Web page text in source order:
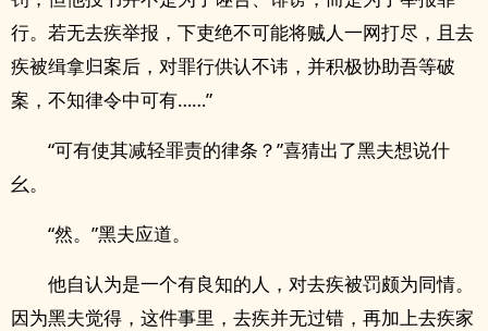
行。若无去疾举报，下吏绝不可能将贼人一网打尽，且去
疾被缉拿归案后，对罪行供认不讳，并积极协助吾等破
案，不知律令中可有……”
“可有使其减轻罪责的律条？”喜猜出了黑夫想说什
幺。
“然。”黑夫应道。
他自认为是一个有良知的人，对去疾被罚颇为同情。
因为黑夫觉得，这件事里，去疾并无过错，再加上去疾家